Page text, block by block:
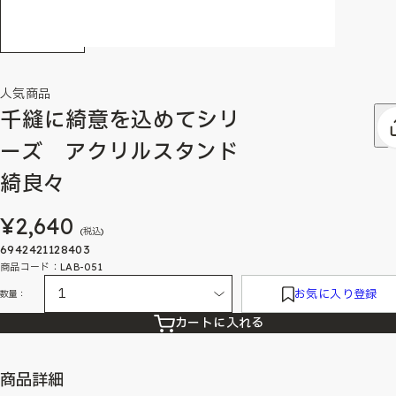
人気商品
千縫に綺意を込めてシリ
ーズ アクリルスタンド
綺良々
¥2,640 (税込)
6942421128403
商品コード：LAB-051
数量： お気に入り登録
カートに入れる
商品詳細